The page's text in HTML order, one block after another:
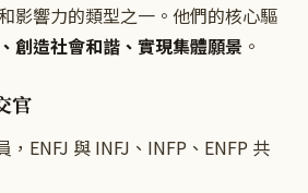
影響力的類型之一。他們的核心驅
創造社會和諧、實現集體願景 。
官
，ENFJ 與 INFJ、INFP、ENFP 共